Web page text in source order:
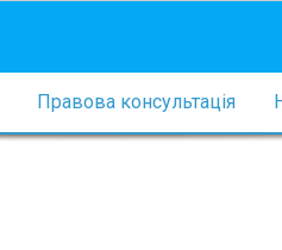
Правова консультація